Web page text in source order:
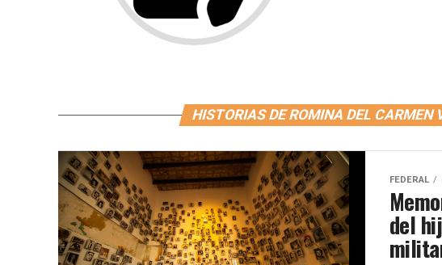
HISTORIAS DE ROMINA DEL CARMEN
FEDERAL
del